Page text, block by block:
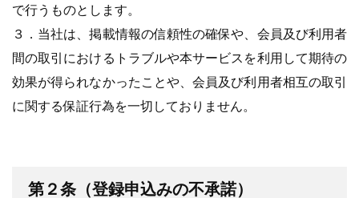
で行うものとします。
３．当社は、掲載情報の信頼性の確保や、会員及び利用者
間の取引におけるトラブルや本サービスを利用して期待の
効果が得られなかったことや、会員及び利用者相互の取引
に関する保証行為を一切しておりません。
第２条（登録申込みの不承諾）